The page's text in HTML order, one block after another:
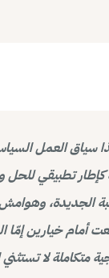
العمل
كإطار تطبيقي
الجديدة، وهوامش
أمام خيارين إمّا
متكاملة لا